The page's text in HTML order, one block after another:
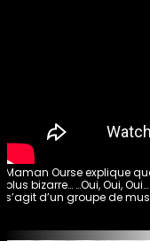
Maman Ourse explique
plus bizarre… …Oui, Oui,
s’agit d’un groupe de